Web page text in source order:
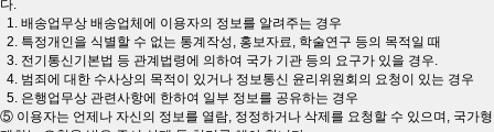
다.
1. 배송업무상 배송업체에 이용자의 정보를 알려주는 경우
2. 특정개인을 식별할 수 없는 통계작성, 홍보자료, 학술연구 등의 목적일 때
3. 전기통신기본법 등 관계법령에 의하여 국가 기관 등의 요구가 있을 경우.
4. 범죄에 대한 수사상의 목적이 있거나 정보통신 윤리위원회의 요청이 있는 경우
5. 은행업무상 관련사항에 한하여 일부 정보를 공유하는 경우
⑤ 이용자는 언제나 자신의 정보를 열람, 정정하거나 삭제를 요청할 수 있으며, 국가형